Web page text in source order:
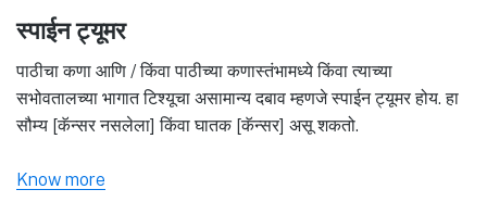
स्पाईन ट्यूमर
पाठीचा कणा आणि / किंवा पाठीच्या कणास्तंभामध्ये किंवा त्याच्या
सभोवतालच्या भागात टिश्यूचा असामान्य दबाव म्हणजे स्पाईन ट्यूमर होय. हा
सौम्य [कॅन्सर नसलेला] किंवा घातक [कॅन्सर] असू शकतो.
Know more